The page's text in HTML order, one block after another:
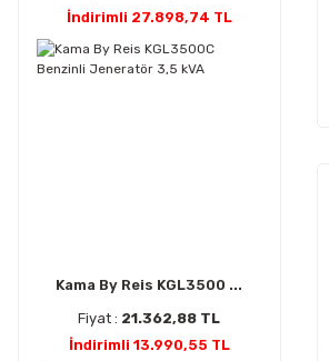
İndirimli 27.898,74 TL
Kama By Reis KGL3500 ...
Fiyat : 21.362,88 TL
İndirimli 13.990,55 TL